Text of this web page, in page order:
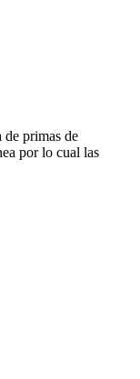
de primas de
por lo cual las